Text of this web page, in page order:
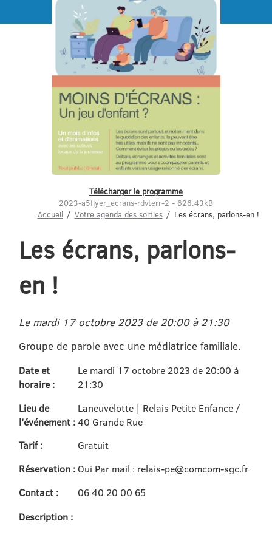
Menu
Télécharger le programme
2023-a5flyer_ecrans-rdvterr-2 - 626.43kB
Accueil
Votre agenda des sorties Les écrans, parlons-en !
Les écrans, parlons-
en !
Le mardi 17 octobre 2023 de 20:00 à 21:30
Groupe de parole avec une médiatrice familiale.
Date et
horaire :
Le mardi 17 octobre 2023 de 20:00 à
21:30
Lieu de
l'événement :
Laneuvelotte | Relais Petite Enfance /
40 Grande Rue
Tarif :
Gratuit
Réservation : Oui Par mail : relais-pe@comcom-sgc.fr
Contact :
06 40 20 00 65
Description :